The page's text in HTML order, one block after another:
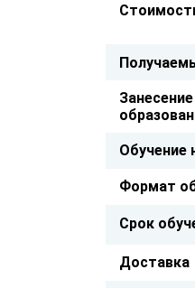
Обучение
Формат
Срок
Доставка